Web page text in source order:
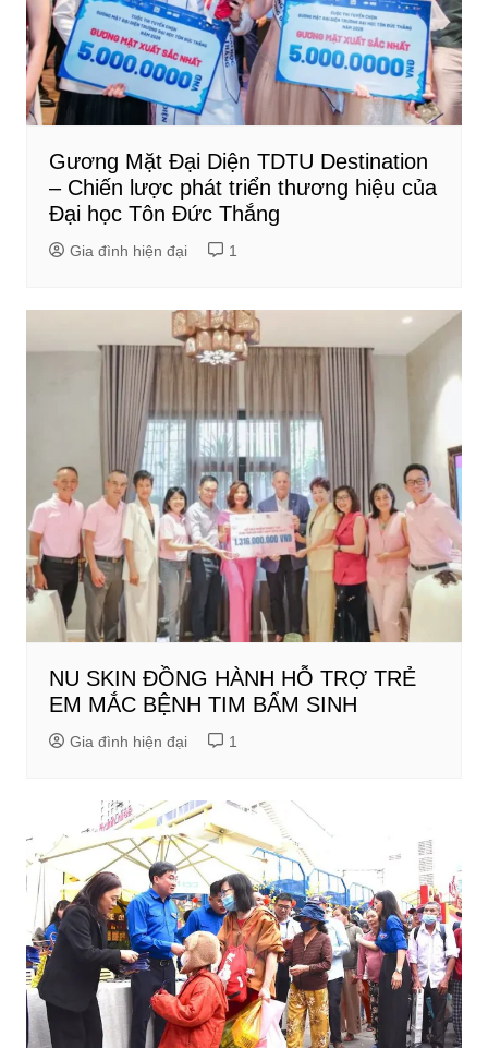
Gương Mặt Đại Diện TDTU Destination
– Chiến lược phát triển thương hiệu của
Đại học Tôn Đức Thắng
Gia đình hiện đại 1
NU SKIN ĐỒNG HÀNH HỖ TRỢ TRẺ
EM MẮC BỆNH TIM BẨM SINH
Gia đình hiện đại 1